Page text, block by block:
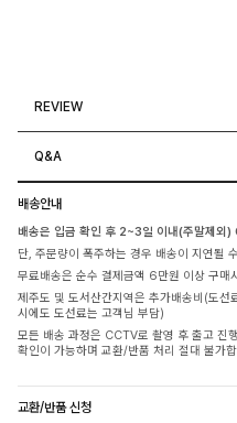
REVIEW
Q&A
배송안내
배송은 입금 확인 후 2~3일 이내(주말제외)
단, 주문량이 폭주하는 경우 배송이 지연될
무료배송은 순수 결제금액 6만원 이상 구매
제주도 및 도서산간지역은 추가배송비(도
시에도 도선료는 고객님 부담)
모든 배송 과정은 CCTV로 촬영 후 출고 진
확인이 가능하며 교환/반품 처리 절대 불가
교환/반품 신청